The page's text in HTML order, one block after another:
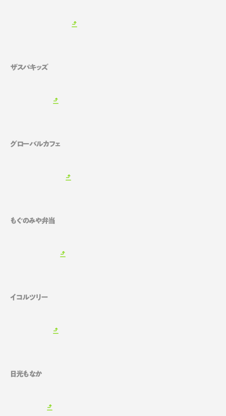
ザスパキッズ
グローバルカフェ
もぐのみや弁当
イコルツリー
日光もなか